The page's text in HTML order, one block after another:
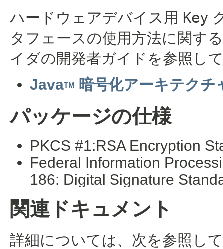
ハードウェアデバイス用 Key
タフェースの使用方法に関す
イダの開発者ガイドを参照し
JavaTM 暗号化アーキテク
パッケージの仕様
PKCS #1:RSA Encryption
Federal Information
186: Digital Signature
関連ドキュメント
詳細については、次を参照し